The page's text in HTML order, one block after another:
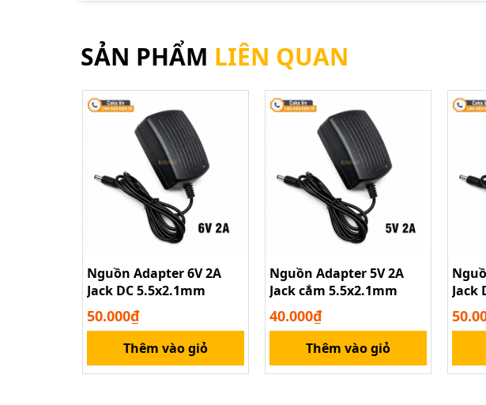
SẢN PHẨM LIÊN QUAN
Nguồn Adapter 6V 2A
Jack DC 5.5x2.1mm
50.000₫
Thêm vào giỏ
Nguồn Adapter 5V 2A
Jack cắm 5.5x2.1mm
40.000₫
Thêm vào giỏ
Jack